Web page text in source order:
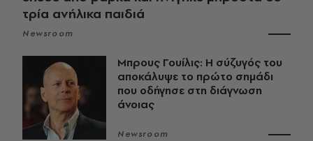
τρία ανήλικα παιδιά
Newsroom
Μπρους Γουίλις: Η σύζυγός του
αποκάλυψε το πρώτο σημάδι
που οδήγησε στη διάγνωση
άνοιας
Newsroom